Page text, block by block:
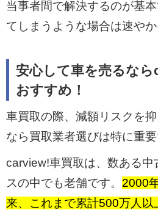
当事者間で解決するのが基
てしまうような場合は速やか
安心して車を売るな
おすすめ！
車買取の際、減額リスクを
なら買取業者選びは特に重要
carview!車買取は、数ある中
スの中でも老舗です。 2000
来、これまで累計500万人以